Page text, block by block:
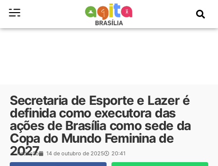
Secretaria de Esporte e Lazer é
definida como executora das
ações de Brasília como sede da
Copa do Mundo Feminina de
2027
Redação 14 de outubro de 2025 20:41